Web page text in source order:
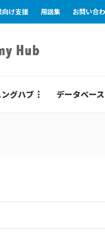
向け支援 用語集 お問い合
グハブ データベース